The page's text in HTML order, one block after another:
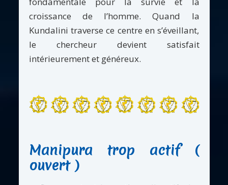
croissance de l’homme. Quand la
Kundalini traverse ce centre en s’éveillant,
le chercheur devient satisfait
intérieurement et généreux.
Manipura trop actif (
ouvert )